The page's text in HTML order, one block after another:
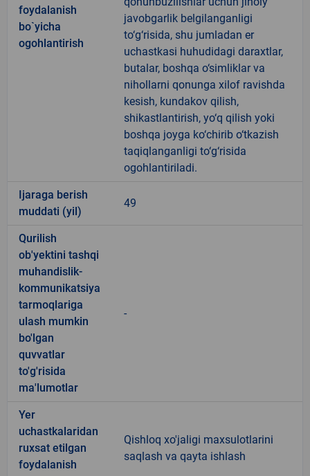
foydalanish
bo`yicha
ogohlantirish
javobgarlik belgilanganligi
to‘g‘risida, shu jumladan er
uchastkasi huhudidagi daraxtlar,
butalar, boshqa o‘simliklar va
nihollarni qonunga xilof ravishda
kesish, kundakov qilish,
shikastlantirish, yo‘q qilish yoki
boshqa joyga ko‘chirib o‘tkazish
taqiqlanganligi to‘g‘risida
ogohlantiriladi.
Ijaraga berish
muddati (yil)
49
Qurilish
ob'yektini tashqi
muhandislik-
kommunikatsiya
tarmoqlariga
ulash mumkin
bo'lgan
quvvatlar
to'g'risida
ma'lumotlar
-
Yer
uchastkalaridan
ruxsat etilgan
foydalanish
Qishloq xo'jaligi maxsulotlarini
saqlash va qayta ishlash